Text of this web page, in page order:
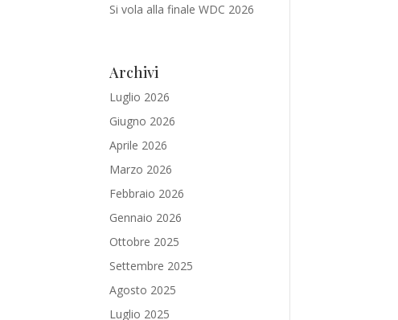
Si vola alla finale WDC 2026
Archivi
Luglio 2026
Giugno 2026
Aprile 2026
Marzo 2026
Febbraio 2026
Gennaio 2026
Ottobre 2025
Settembre 2025
Agosto 2025
Luglio 2025